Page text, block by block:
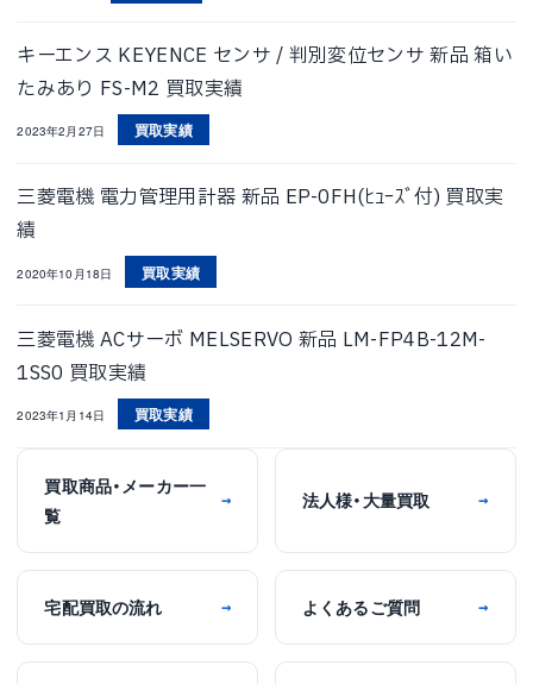
キーエンス KEYENCE センサ / 判別変位センサ 新品 箱い
たみあり FS-M2 買取実績
2023年2月27日 買取実績
三菱電機 電力管理用計器 新品 EP-0FH(ﾋｭｰｽﾞ付) 買取実
績
2020年10月18日 買取実績
三菱電機 ACサーボ MELSERVO 新品 LM-FP4B-12M-
1SS0 買取実績
2023年1月14日 買取実績
買取商品・メーカー一
覧
→ 法人様・大量買取 →
宅配買取の流れ → よくあるご質問 →